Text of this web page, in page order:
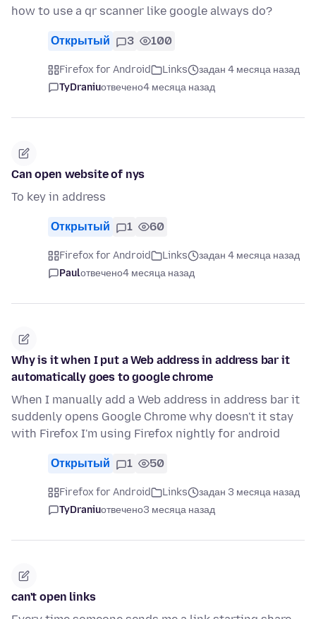
how to use a qr scanner like google always do?
Открытый 3 100
Firefox for Android Links
задан 4 месяца назад
TyDraniuотвечено4 месяца назад
Can open website of nys
To key in address
Открытый 1 60
Firefox for Android Links
задан 4 месяца назад
Paulотвечено4 месяца назад
Why is it when I put a Web address in address bar it
automatically goes to google chrome
When I manually add a Web address in address bar it
suddenly opens Google Chrome why doesn't it stay
with Firefox I'm using Firefox nightly for android
Открытый 1 50
Firefox for Android Links
задан 3 месяца назад
TyDraniuотвечено3 месяца назад
can't open links